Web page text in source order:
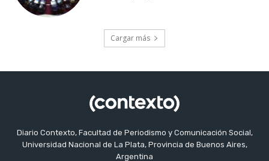
Cargar más
Diario Contexto, Facultad de Periodismo y Comunicación Social,
Universidad Nacional de La Plata, Provincia de Buenos Aires,
Argentina